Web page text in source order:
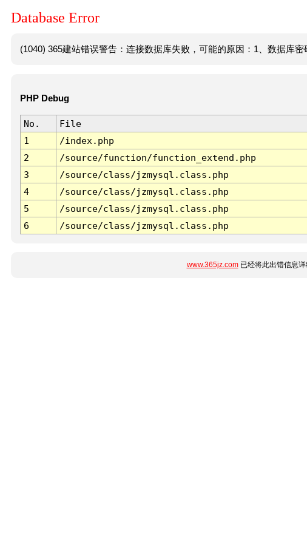
Database Error
(1040) 365建站错误警告：连接数据库失败，可能的原因：1、数据库密
PHP Debug
No. File
1
/index.php
2
/source/function/function_extend.php
3
/source/class/jzmysql.class.php
4
/source/class/jzmysql.class.php
5
/source/class/jzmysql.class.php
6
/source/class/jzmysql.class.php
www.365jz.com已经将此出错信息详